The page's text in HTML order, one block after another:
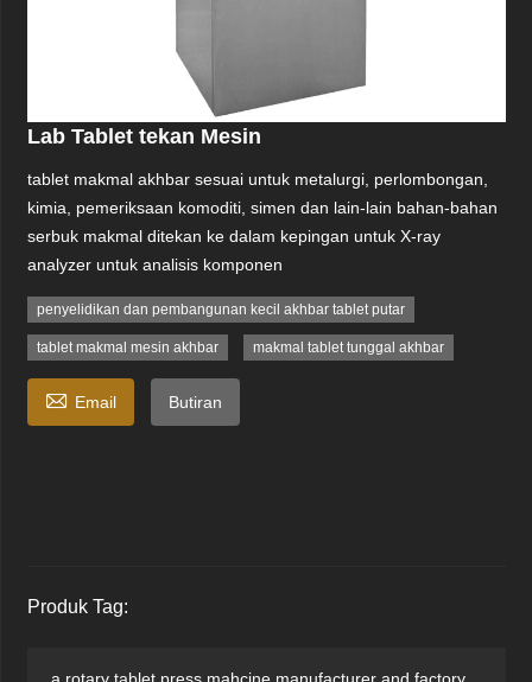
Lab Tablet tekan Mesin
tablet makmal akhbar sesuai untuk metalurgi, perlombongan,
kimia, pemeriksaan komoditi, simen dan lain-lain bahan-bahan
serbuk makmal ditekan ke dalam kepingan untuk X-ray
analyzer untuk analisis komponen
penyelidikan dan pembangunan kecil akhbar tablet putar
tablet makmal mesin akhbar makmal tablet tunggal akhbar
 Email Butiran
Produk Tag: